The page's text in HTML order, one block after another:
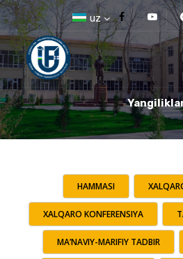
uz
HAMMASI
XALQARO KONFERENSIYA
MA’NAVIY-MARIFIY TADBIR